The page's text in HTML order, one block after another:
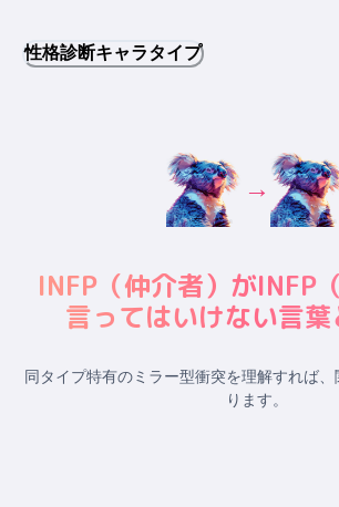
性格診断キャラタイプ
→
INFP （仲介者）がINFP （
言ってはいけない言葉
同タイプ特有のミラー型衝突を理解すれば
ります。